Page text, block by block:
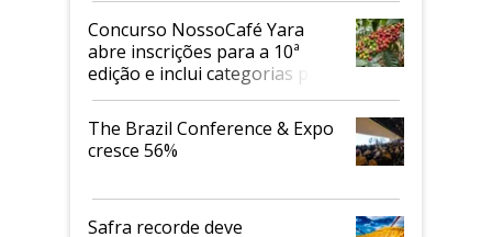
Concurso NossoCafé Yara
abre inscrições para a 10ª
edição e inclui categorias para
cafés Canephora
The Brazil Conference & Expo
cresce 56%
Safra recorde deve